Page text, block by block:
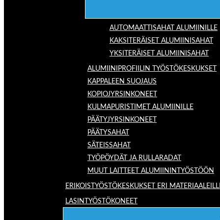
AUTOMAATTISAHAT ALUMIINILLE
KAKSITERÄISET ALUMIINISAHAT
YKSITERÄISET ALUMIINISAHAT
ALUMIINIPROFIILIN TYÖSTÖKESKUKSET
KAPPALEEN SUOJAUS
KOPIOJYRSINKONEET
KULMAPURISTIMET ALUMIINILLE
PÄÄTYJYRSINKONEET
PÄÄTYSAHAT
SÄTEISSAHAT
TYÖPÖYDÄT JA RULLARADAT
MUUT LAITTEET ALUMIININTYÖSTÖÖN
ERIKOISTYÖSTÖKESKUKSET ERI
LASINTYÖSTÖKONEET